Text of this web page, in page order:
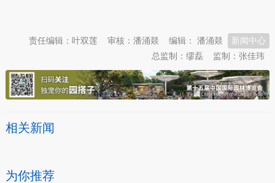
新闻中心
编辑： 潘涌燚
审核：潘涌燚
责任编辑：叶双莲
监制：张佳玮
总监制：缪磊
相关新闻
为你推荐